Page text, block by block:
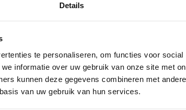
Details
te personaliseren, om functies voor
informatie over uw gebruik van onze site met
kunnen deze gegevens combineren met
van uw gebruik van hun services.
bent u bij PMU
in